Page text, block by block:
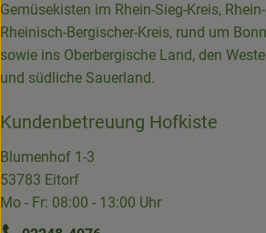
Gemüsekisten im Rhein-Sieg-Kreis,
Rheinisch-Bergischer-Kreis, rund um
sowie ins Oberbergische Land, den
und südliche Sauerland.
Kundenbetreuung Hofkiste
Blumenhof 1-3
53783 Eitorf
Mo - Fr: 08:00 - 13:00 Uhr